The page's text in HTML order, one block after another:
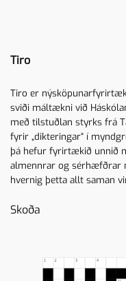
Tiro
Tiro er
sviði máltækni við
með tilstuðlan styrks frá
fyrir „dikteringar“ í
þá hefur fyrirtækið unnið
almennrar og sérhæfðrar
hvernig þetta allt saman
Skoða